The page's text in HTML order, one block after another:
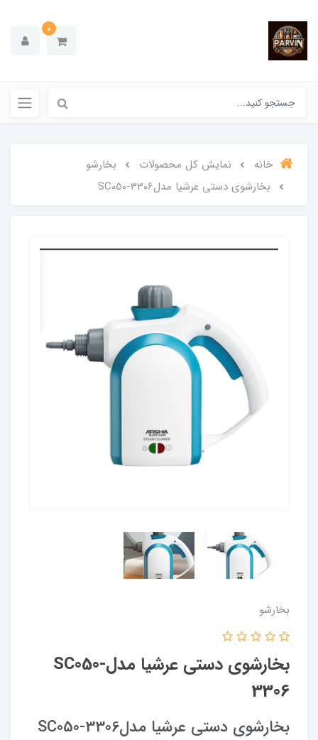
0
خانه نمایش کل محصولات
بخارشو
بخارشوی دستی عرشیا مدلSC050-3306
بخارشو
بخارشوی دستی عرشیا مدلSC050-
3306
بخارشوی دستی عرشیا مدلSC050-3306